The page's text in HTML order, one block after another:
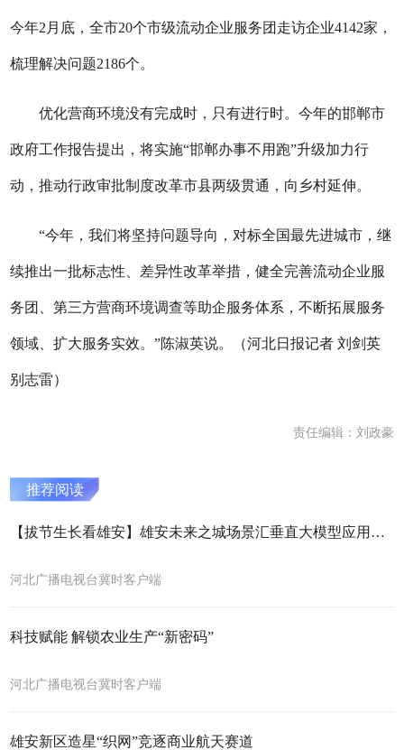
今年2月底，全市20个市级流动企业服务团走访企业4142家，
梳理解决问题2186个。
优化营商环境没有完成时，只有进行时。今年的邯郸市
政府工作报告提出，将实施“邯郸办事不用跑”升级加力行
动，推动行政审批制度改革市县两级贯通，向乡村延伸。
“今年，我们将坚持问题导向，对标全国最先进城市，继
续推出一批标志性、差异性改革举措，健全完善流动企业服
务团、第三方营商环境调查等助企服务体系，不断拓展服务
领域、扩大服务实效。”陈淑英说。（河北日报记者 刘剑英
别志雷）
责任编辑：刘政豪
推荐阅读
【拔节生长看雄安】雄安未来之城场景汇垂直大模型应用大赛正式启动
河北广播电视台冀时客户端
科技赋能 解锁农业生产“新密码”
河北广播电视台冀时客户端
雄安新区造星“织网”竞逐商业航天赛道